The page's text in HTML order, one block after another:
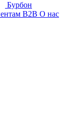
Бурбон
B2B О нас